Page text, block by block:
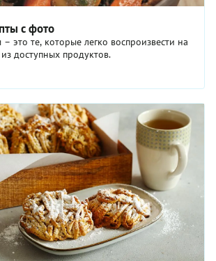
с фото
это те, которые легко воспроизвести на
доступных продуктов.